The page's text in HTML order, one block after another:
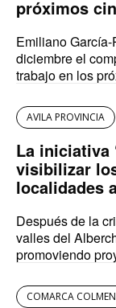
próximos
Emiliano
diciembre el
trabajo en los
AVILA PROVINCIA
La iniciativa
visibilizar
localidades
Después de la
valles del
promoviendo
COMARCA